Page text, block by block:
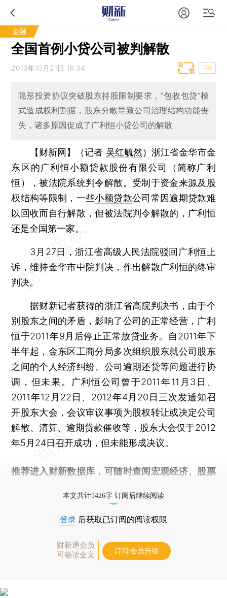
金融
全国首例小贷公司被判解散
2013年10月21日 16:34 T中
隐形投资协议突破股东持股限制要求，“包收包贷”模
式造成权利割据，股东分散导致公司治理结构功能丧
失，诸多原因促成了广利恒小贷公司的解散
【财新网】（记者 吴红毓然）浙江省金华市金
东区的广利恒小额贷款股份有限公司（简称广利
恒），被法院系统判令解散。受制于资金来源及股
权结构等限制，一些小额贷款公司常因逾期贷款难
以回收而自行解散，但被法院判令解散的，广利恒
还是全国第一家。
3月27日，浙江省高级人民法院驳回广利恒上
诉，维持金华市中院判决，作出解散广利恒的终审
判决。
据财新记者获得的浙江省高院判决书，由于个
别股东之间的矛盾，影响了公司的正常经营，广利
恒于2011年9月后停止正常放贷业务。自2011年下
半年起，金东区工商分局多次组织股东就公司股东
之间的个人经济纠纷、公司逾期还贷等问题进行协
调，但未果。广利恒公司曾于2011年11月3日、
2011年12月22日、2012年4月20日三次发通知召
开股东大会，会议审议事项为股权转让或决定公司
解散、清算、逾期贷款催收等，股东大会仅于2012
年5月24日召开成功，但未能形成决议。
推荐进入 财新数据库 ，可随时查阅宏观经济、股票
本文共计1426字 订阅后继续阅读
登录 后获取已订阅的阅读权限
财新通会员
可畅读全文
订阅/会员升级